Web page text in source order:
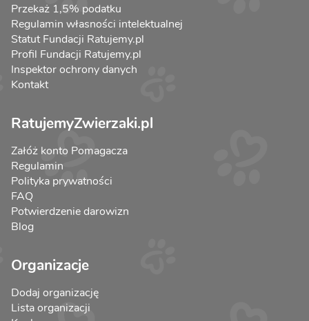
Przekaż 1,5% podatku
Regulamin własności intelektualnej
Statut Fundacji Ratujemy.pl
Profil Fundacji Ratujemy.pl
Inspektor ochrony danych
Kontakt
RatujemyZwierzaki.pl
Załóż konto Pomagacza
Regulamin
Polityka prywatności
FAQ
Potwierdzenie darowizn
Blog
Organizacje
Dodaj organizację
Lista organizacji